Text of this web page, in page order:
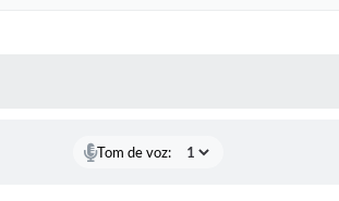
Tom de voz: